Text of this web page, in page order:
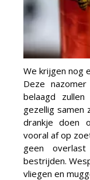
We krijgen nog
Deze
belaagd
gezellig samen
drankje doen
vooral af op
geen
bestrijden.
vliegen en